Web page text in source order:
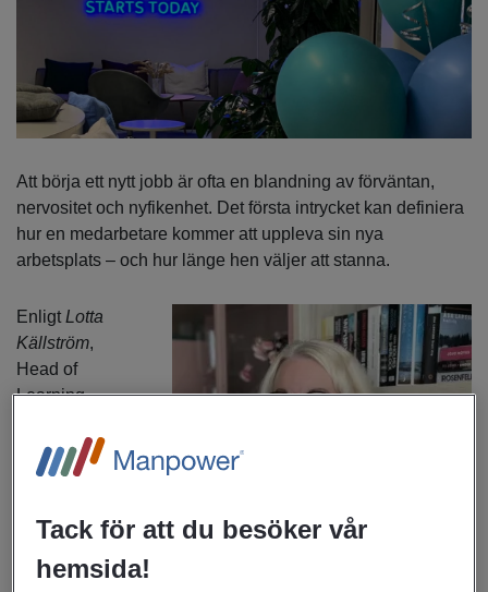
Att börja ett nytt jobb är ofta en blandning av förväntan,
nervositet och nyfikenhet. Det första intrycket kan definiera
hur en medarbetare kommer att uppleva sin nya
arbetsplats – och hur länge hen väljer att stanna.
Enligt Lotta
Källström,
Head of
Learning
Tack för att du besöker vår
hemsida!